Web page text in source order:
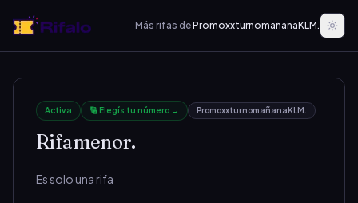
Más rifas dePromoxxturnomañanaKLM.
Activa 🔢 Elegís tu número → PromoxxturnomañanaKLM.
Rifamenor.
Es solo una rifa